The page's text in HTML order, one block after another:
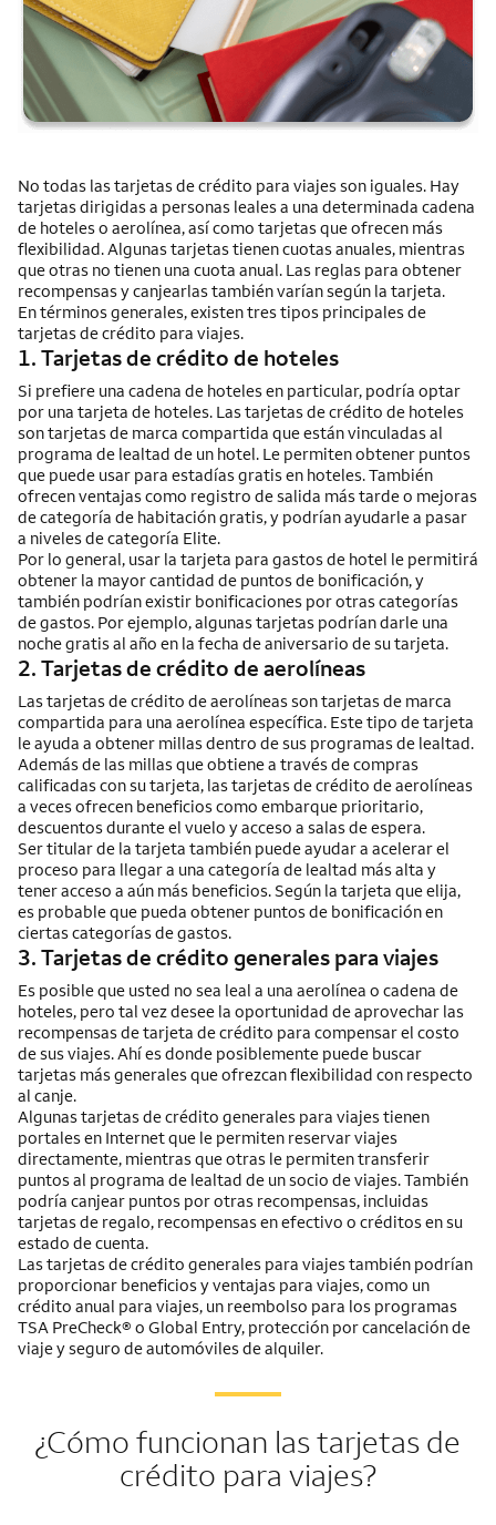
No todas las tarjetas de crédito para viajes son iguales. Hay
tarjetas dirigidas a personas leales a una determinada cadena
de hoteles o aerolínea, así como tarjetas que ofrecen más
flexibilidad. Algunas tarjetas tienen cuotas anuales, mientras
que otras no tienen una cuota anual. Las reglas para obtener
recompensas y canjearlas también varían según la tarjeta.
En términos generales, existen tres tipos principales de
tarjetas de crédito para viajes.
1. Tarjetas de crédito de hoteles
Si prefiere una cadena de hoteles en particular, podría optar
por una tarjeta de hoteles. Las tarjetas de crédito de hoteles
son tarjetas de marca compartida que están vinculadas al
programa de lealtad de un hotel. Le permiten obtener puntos
que puede usar para estadías gratis en hoteles. También
ofrecen ventajas como registro de salida más tarde o mejoras
de categoría de habitación gratis, y podrían ayudarle a pasar
a niveles de categoría Elite.
Por lo general, usar la tarjeta para gastos de hotel le permitirá
obtener la mayor cantidad de puntos de bonificación, y
también podrían existir bonificaciones por otras categorías
de gastos. Por ejemplo, algunas tarjetas podrían darle una
noche gratis al año en la fecha de aniversario de su tarjeta.
2. Tarjetas de crédito de aerolíneas
Las tarjetas de crédito de aerolíneas son tarjetas de marca
compartida para una aerolínea específica. Este tipo de tarjeta
le ayuda a obtener millas dentro de sus programas de lealtad.
Además de las millas que obtiene a través de compras
calificadas con su tarjeta, las tarjetas de crédito de aerolíneas
a veces ofrecen beneficios como embarque prioritario,
descuentos durante el vuelo y acceso a salas de espera.
Ser titular de la tarjeta también puede ayudar a acelerar el
proceso para llegar a una categoría de lealtad más alta y
tener acceso a aún más beneficios. Según la tarjeta que elija,
es probable que pueda obtener puntos de bonificación en
ciertas categorías de gastos.
3. Tarjetas de crédito generales para viajes
Es posible que usted no sea leal a una aerolínea o cadena de
hoteles, pero tal vez desee la oportunidad de aprovechar las
recompensas de tarjeta de crédito para compensar el costo
de sus viajes. Ahí es donde posiblemente puede buscar
tarjetas más generales que ofrezcan flexibilidad con respecto
al canje.
Algunas tarjetas de crédito generales para viajes tienen
portales en Internet que le permiten reservar viajes
directamente, mientras que otras le permiten transferir
puntos al programa de lealtad de un socio de viajes. También
podría canjear puntos por otras recompensas, incluidas
tarjetas de regalo, recompensas en efectivo o créditos en su
estado de cuenta.
Las tarjetas de crédito generales para viajes también podrían
proporcionar beneficios y ventajas para viajes, como un
crédito anual para viajes, un reembolso para los programas
TSA PreCheck® o Global Entry, protección por cancelación de
viaje y seguro de automóviles de alquiler.
¿Cómo funcionan las tarjetas de
crédito para viajes?